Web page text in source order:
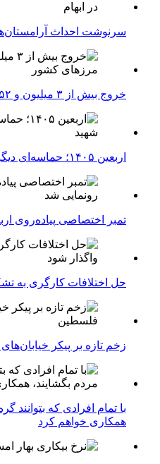
سرنوشت احداث
خروج بیش از ۳ میلیون و ۳۵۲ هزار زائر از مرزهای کشور
اربعین ۱۴۰۵؛ حماسه‌ای دیگر با سوگ رهبر شهید
تمبر اختصاصی پیاده‌روی
حل اختلافات کارگری به
زخم تازه بر پیکر
با تمام افرادی که بتوانند
همکاری خواهم کرد